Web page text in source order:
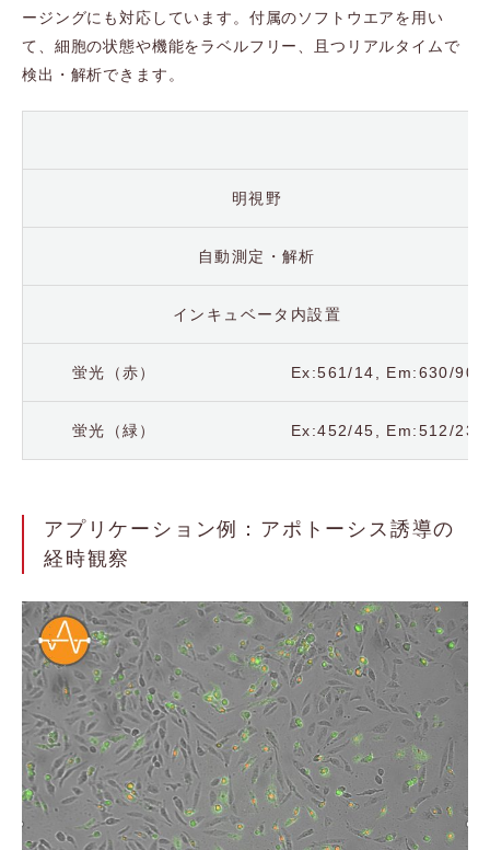
ージングにも対応しています。付属のソフトウエアを用い
て、細胞の状態や機能をラベルフリー、且つリアルタイムで
検出・解析できます。
明視野
自動測定・解析
インキュベータ内設置
蛍光（赤） Ex:561/14, Em:630/90
蛍光（緑） Ex:452/45, Em:512/23
アプリケーション例：アポトーシス誘導の
経時観察